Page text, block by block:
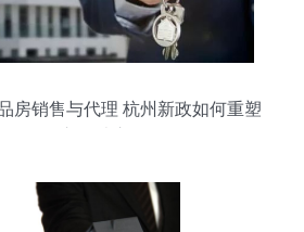
房销售与代理 杭州新政如何重塑